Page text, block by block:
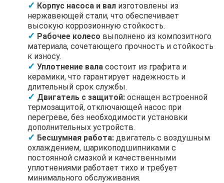
Корпус насоса и вал изготовлены из
нержавеющей стали, что обеспечивает
высокую коррозионную стойкость.
Рабочее колесо выполнено из композитного
материала, сочетающего прочность и стойкость
к износу.
Уплотнение вала состоит из графита и
керамики, что гарантирует надежность и
длительный срок службы.
Двигатель с защитой: оснащен встроенной
термозащитой, отключающей насос при
перегреве, без необходимости установки
дополнительных устройств.
Бесшумная работа: двигатель с воздушным
охлаждением, шарикоподшипниками с
постоянной смазкой и качественными
уплотнениями работает тихо и требует
минимального обслуживания.